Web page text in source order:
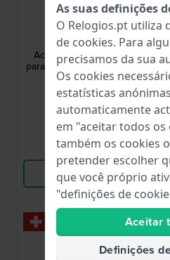
Jaguar
J1043/3
Acamar 40 mm Relógio
para homem quartzo Suíço
com data
325,00 €
● Em stock
Comparar
Ver produto
As suas definições
O Relogios.pt utiliza
de cookies. Para
precisamos da sua
Os cookies
estatísticas
automaticamente
em "aceitar todos os
também os cookies
pretender escolher
que você próprio
"definições de
Aceitar
Definições